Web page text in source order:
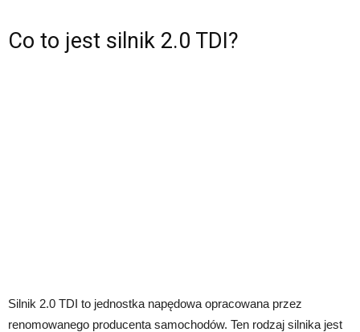
Co to jest silnik 2.0 TDI?
Silnik 2.0 TDI to jednostka napędowa opracowana przez
renomowanego producenta samochodów. Ten rodzaj silnika jest